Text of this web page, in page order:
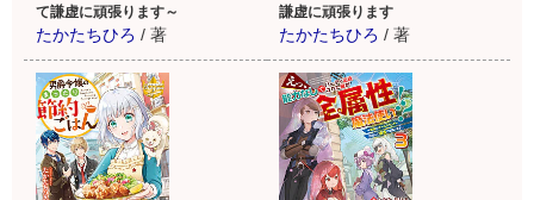
て謙虚に頑張ります～
たかたちひろ / 著
謙虚に頑張ります
たかたちひろ / 著